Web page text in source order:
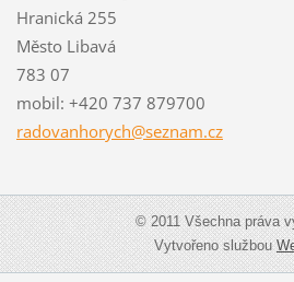
Hranická 255
Město Libavá
783 07
mobil: +420 737 879700
radovanhorych@seznam.cz
© 2011 Všechna práva
Vytvořeno službou